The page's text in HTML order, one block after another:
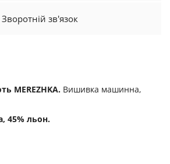
Зворотній зв'язок
MEREZHKA. Вишивка машинна,
45% льон.